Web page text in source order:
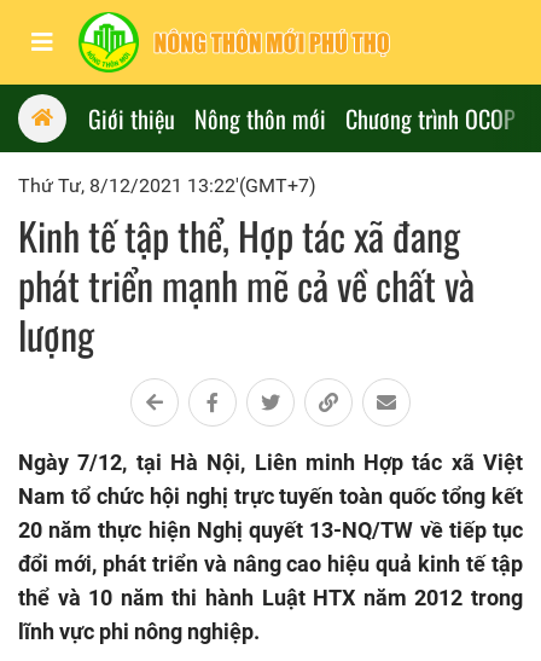
Giới thiệu Nông thôn mới Chương trình OCOP
Thứ Tư, 8/12/2021 13:22'(GMT+7)
Kinh tế tập thể, Hợp tác xã đang
phát triển mạnh mẽ cả về chất và
lượng
Ngày 7/12, tại Hà Nội, Liên minh Hợp tác xã Việt
Nam tổ chức hội nghị trực tuyến toàn quốc tổng kết
20 năm thực hiện Nghị quyết 13-NQ/TW về tiếp tục
đổi mới, phát triển và nâng cao hiệu quả kinh tế tập
thể và 10 năm thi hành Luật HTX năm 2012 trong
lĩnh vực phi nông nghiệp.